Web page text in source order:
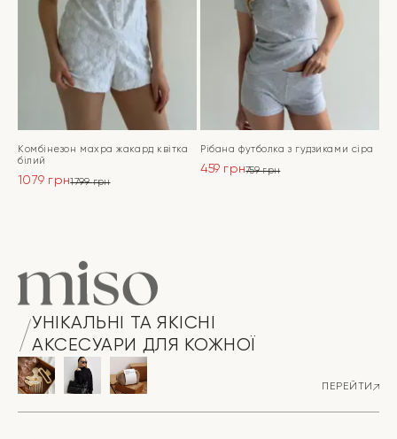
Комбінезон махра жакард квітка
білий
1799грн
1079 грн
Рібана футболка з гудзиками сіра
759грн
459 грн
УНІКАЛЬНІ ТА ЯКІСНІ
АКСЕСУАРИ ДЛЯ КОЖНОЇ
ПЕРЕЙТИ